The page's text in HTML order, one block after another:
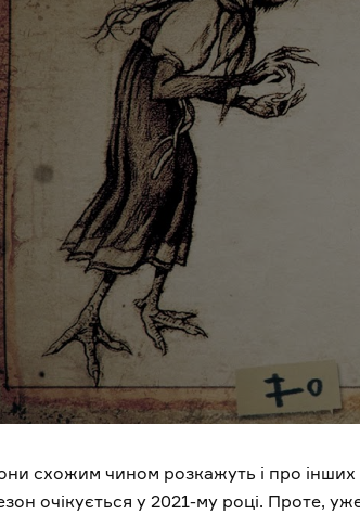
схожим чином розкажуть і про інших
очікується у 2021-му році. Проте,